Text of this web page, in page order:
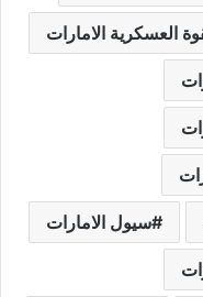
العسكرية الامارات
سيول الامارات